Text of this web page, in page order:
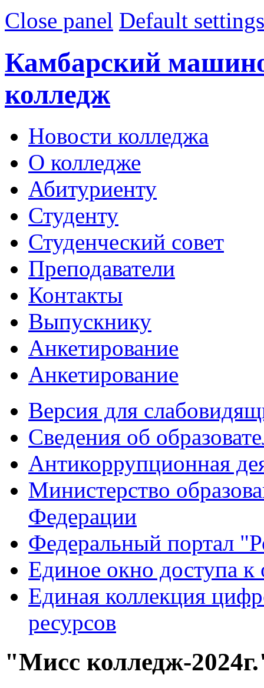
Close panel Default settings
Камбарский
колледж
Новости колледжа
О колледже
Абитуриенту
Студенту
Студенческий совет
Преподаватели
Контакты
Выпускнику
Анкетирование
Анкетирование
Версия для
Сведения об
Антикоррупционная
Министерство
Федерации
Федеральный портал
Единое окно доступа к
Единая коллекция
ресурсов
"Мисс колледж-